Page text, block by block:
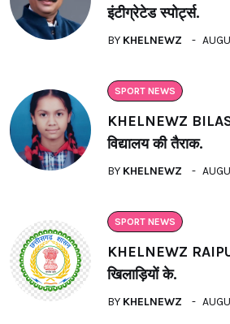
इंटीग्रेटेड स्पोर्ट्स.
BY KHELNEWZ
SPORT NEWS
KHELNEWZ
विद्यालय की तैराक.
BY KHELNEWZ
SPORT NEWS
KHELNEWZ
खिलाड़ियों के.
BY KHELNEWZ